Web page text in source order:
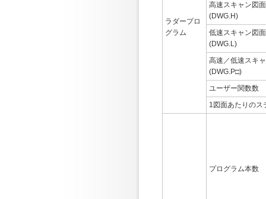
ラダープロ
グラム
高速スキャン図
(DWG.H)
低速スキャン図
(DWG.L)
高速／低速スキ
(DWG.P□)
ユーザー関数数
1図面あたりのス
プログラム本数